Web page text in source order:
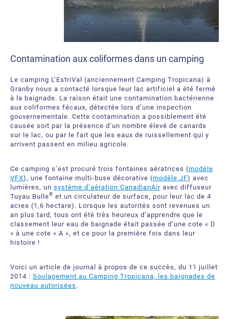
Contamination aux coliformes dans un camping
Le camping L’EstriVal (anciennement Camping Tropicana) à
Granby nous a contacté lorsque leur lac artificiel a été fermé
à la baignade. La raison était une contamination bactérienne
aux coliformes fécaux, détectée lors d’une inspection
gouvernementale. Cette contamination a possiblement été
causée soit par la présence d’un nombre élevé de canards
sur le lac, ou par le fait que les eaux de ruissellement qui y
arrivent passent en milieu agricole.
Ce camping s’est procuré trois fontaines aératrices (modèle
VFX), une fontaine multi-buse décorative (modèle JF) avec
lumières, un système d’aération CanadianAir avec diffuseur
Tuyau Bulle® et un circulateur de surface, pour leur lac de 4
acres (1,6 hectare). Lorsque les autorités sont revenues un
an plus tard, tous ont été très heureux d’apprendre que le
classement leur eau de baignade était passée d’une cote « D
» à une cote « A », et ce pour la première fois dans leur
histoire !
Voici un article de journal à propos de ce succès, du 11 juillet
2014 : Soulagement au Camping Tropicana, les baignades de
nouveau autorisées .